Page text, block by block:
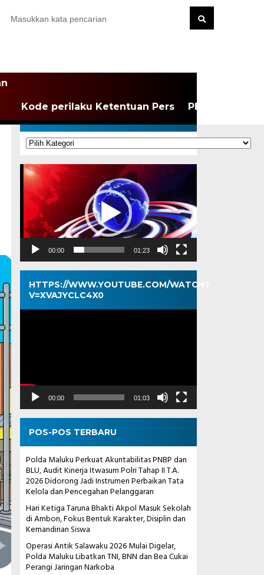
Kode perilaku Ketentuan Pers PEDOMAN
KATEGORI
Kategori
Pemutar
Video
00:00 01:23
HTTPS://WWW.YOUTUBE.COM/WATCH?
V=XVAJYCLC4X0
Pemutar
00:00 01:03
POS-POS TERBARU
Polda Maluku Perkuat Akuntabilitas PNBP dan
BLU, Audit Kinerja Itwasum Polri Tahap II T.A.
2026 Didorong Jadi Instrumen Perbaikan Tata
Kelola dan Pencegahan Pelanggaran
Hari Ketiga Taruna Bhakti Akpol Masuk Sekolah
di Ambon, Fokus Bentuk Karakter, Disiplin dan
Kemandirian Siswa
Operasi Antik Salawaku 2026 Mulai Digelar,
Polda Maluku Libatkan TNI, BNN dan Bea Cukai
Perangi Jaringan Narkoba